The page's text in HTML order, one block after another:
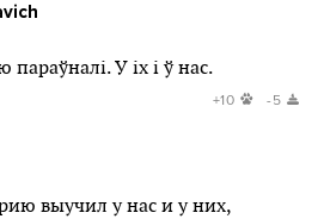
У іх і ў нас.
+10 -5
выучил у нас и у них,